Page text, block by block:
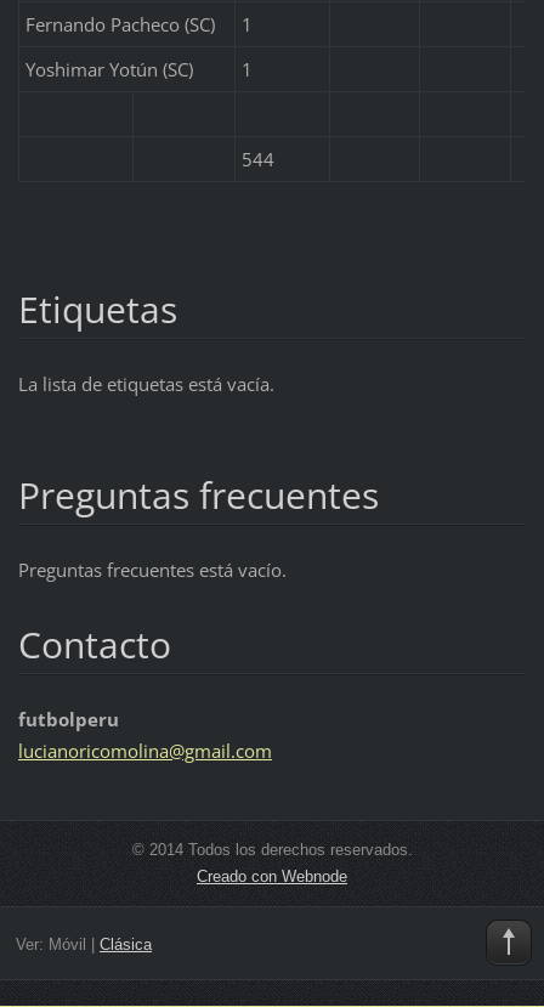
Fernando Pacheco (SC)
1
Yoshimar Yotún (SC)
1
544
Etiquetas
La lista de etiquetas está vacía.
Preguntas frecuentes
Preguntas frecuentes está vacío.
Contacto
futbolperu
lucianoricomolina@gmail.com
© 2014 Todos los derechos reservados.
Creado con Webnode
Ver: Móvil Clásica